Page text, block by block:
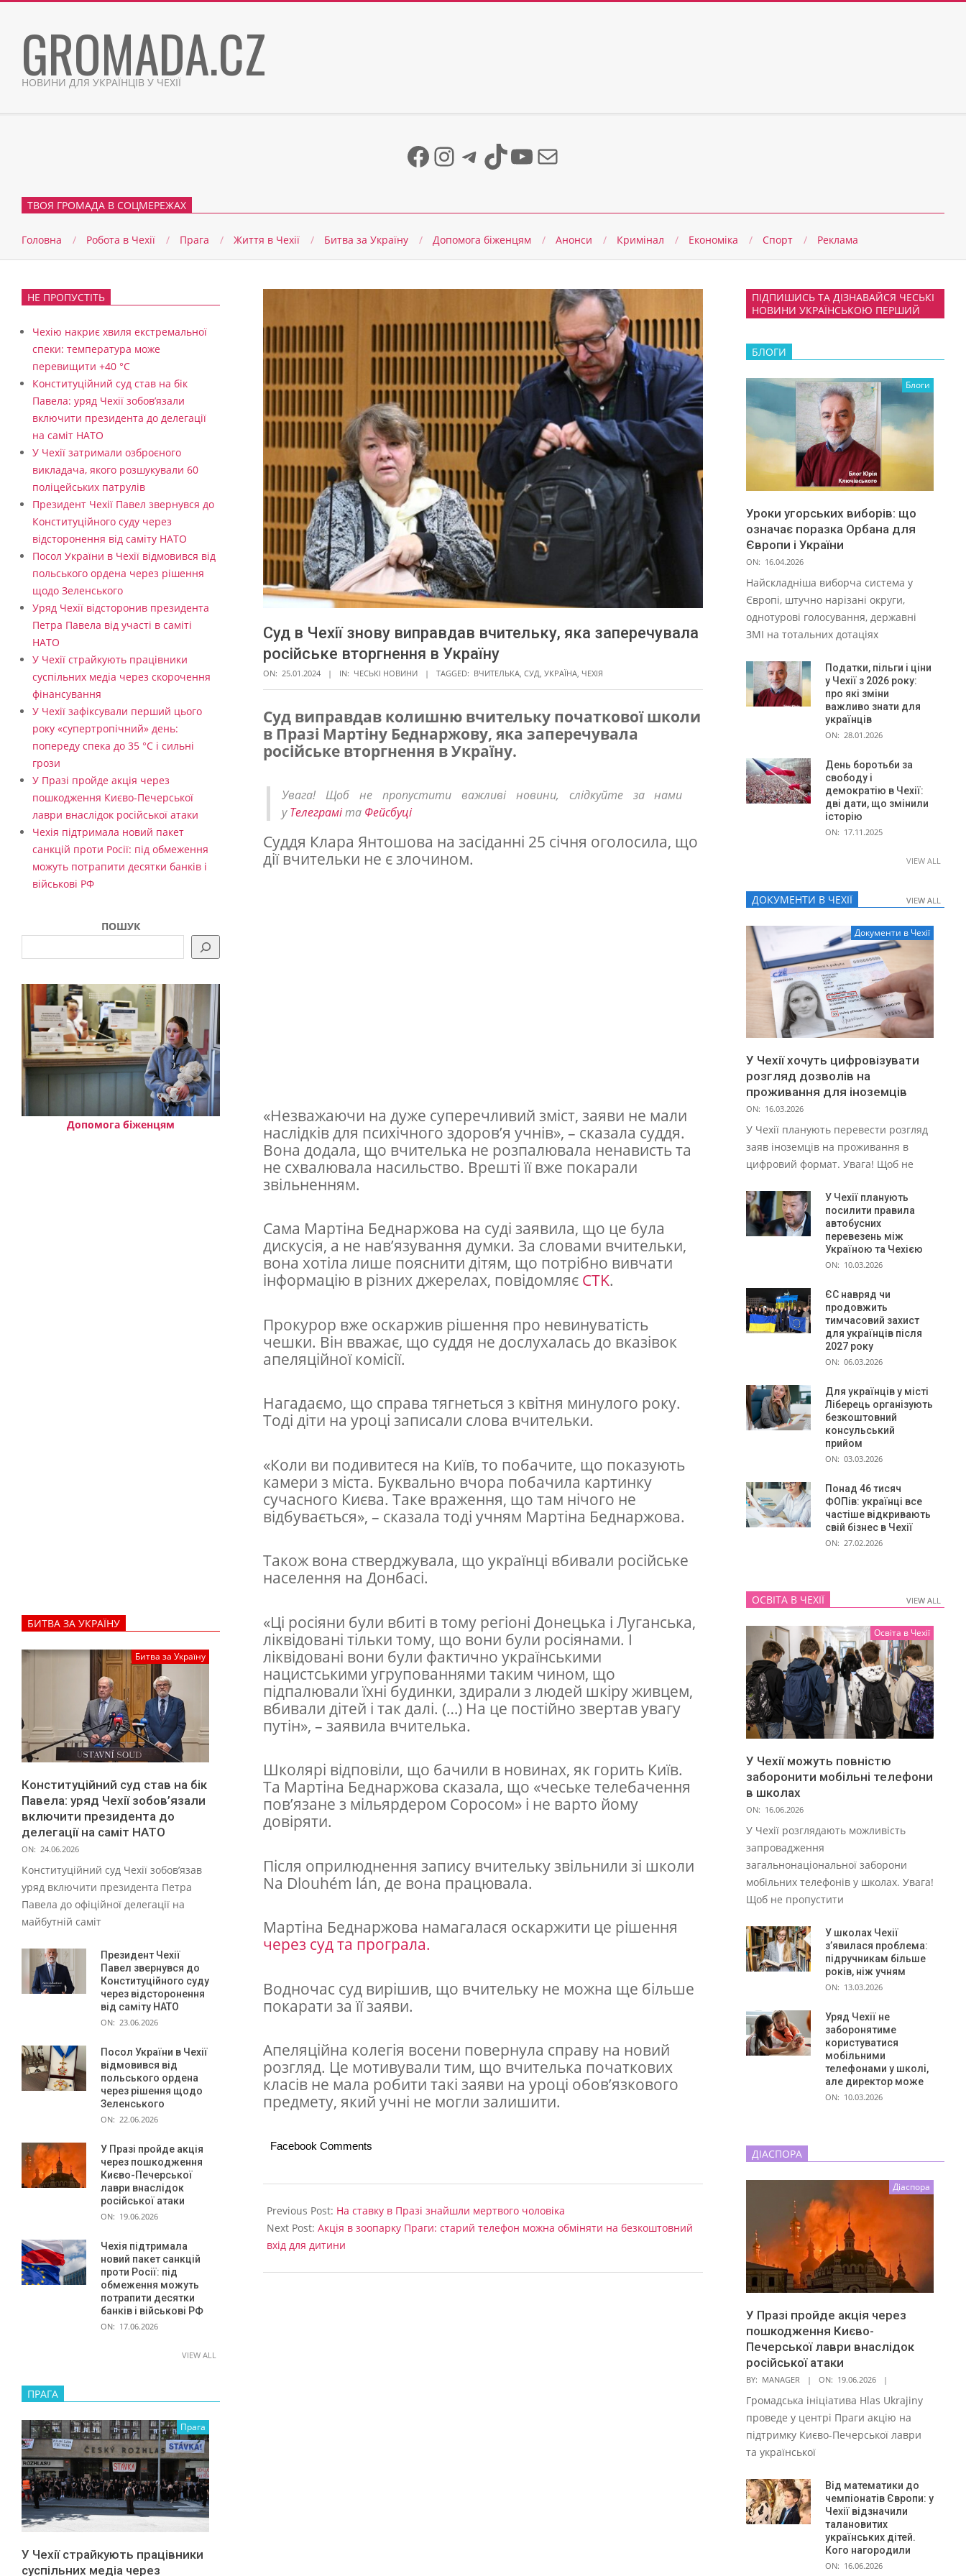
contentGROMADA.CZ
НОВИНИ ДЛЯ УКРАЇНЦІВ У ЧЕХІЇ
Facebook
Instagram
Telegram
TikTok
YouTube
Mail
ТВОЯ ГРОМАДА В СОЦМЕРЕЖАХ
Головна Робота в Чехії Прага Життя в Чеxії Битва за Україну Допомога біженцям Анонси Кримінал Економіка Спорт Реклама
Суд в Чехії знову виправдав вчительку, яка заперечувала
російське вторгнення в Україну
ON: 25.01.2024 IN: ЧЕСЬКІ НОВИНИ TAGGED: ВЧИТЕЛЬКА СУД УКРАЇНА ЧЕХІЯ
С
у
д
е
х
р
а
в
д
а
в
в
ч
т
е
ь
к
,
я
к
з
а
е
р
е
ч
у
а
л
а
о
с
й
с
к
в
т
о
е
н
н
я
в
Суд виправдав колишню вчительку початкової школи
в Празі Мартіну Беднаржову, яка заперечувала
російське вторгнення в Україну.
Увага! Щоб не пропустити важливі новини, слідкуйте за нами
уТелеграміта Фейсбуці
Суддя Клара Янтошова на засіданні 25 січня оголосила, що
дії вчительки не є злочином.
«Незважаючи на дуже суперечливий зміст, заяви не мали
наслідків для психічного здоров’я учнів», – сказала суддя.
Вона додала, що вчителька не розпалювала ненависть та
не схвалювала насильство. Врешті її вже покарали
звільненням.
Сама Мартіна Беднаржова на суді заявила, що це була
дискусія, а не нав’язування думки. За словами вчительки,
вона хотіла лише пояснити дітям, що потрібно вивчати
інформацію в різних джерелах, повідомляє CTK.
Прокурор вже оскаржив рішення про невинуватість
чешки. Він вважає, що суддя не дослухалась до вказівок
апеляційної комісії.
Нагадаємо, що справа тягнеться з квітня минулого року.
Тоді діти на уроці записали слова вчительки.
«Коли ви подивитеся на Київ, то побачите, що показують
камери з міста. Буквально вчора побачила картинку
сучасного Києва. Таке враження, що там нічого не
відбувається», – сказала тоді учням Мартіна Беднаржова.
Також вона стверджувала, що українці вбивали російське
населення на Донбасі.
«Ці росіяни були вбиті в тому регіоні Донецька і Луганська,
ліквідовані тільки тому, що вони були росіянами. І
ліквідовані вони були фактично українськими
нацистськими угрупованнями таким чином, що
підпалювали їхні будинки, здирали з людей шкіру живцем,
вбивали дітей і так далі. (…) На це постійно звертав увагу
путін», – заявила вчителька.
Школярі відповіли, що бачили в новинах, як горить Київ.
Та Мартіна Беднаржова сказала, що «чеське телебачення
пов’язане з мільярдером Соросом» і не варто йому
довіряти.
Після оприлюднення запису вчительку звільнили зі школи
Na Dlouhém lán, де вона працювала.
Мартіна Беднаржова намагалася оскаржити це рішення
через суд та програла.
Водночас суд вирішив, що вчительку не можна ще більше
покарати за її заяви.
Апеляційна колегія восени повернула справу на новий
розгляд. Це мотивували тим, що вчителька початкових
класів не мала робити такі заяви на уроці обов’язкового
предмету, який учні не могли залишити.
Facebook Comments
01-
25
Previous Post: На ставку в Празі знайшли мертвого чоловіка
Next Post: Акція в зоопарку Праги: старий телефон можна обміняти на безкоштовний
вхід для дитини
НЕ ПРОПУСТІТЬ
Чехію накриє хвиля екстремальної
спеки: температура може
перевищити +40 °C
Конституційний суд став на бік
Павела: уряд Чехії зобов’язали
включити президента до делегації
на саміт НАТО
У Чехії затримали озброєного
викладача, якого розшукували 60
поліцейських патрулів
Президент Чехії Павел звернувся до
Конституційного суду через
відсторонення від саміту НАТО
Посол України в Чехії відмовився від
польського ордена через рішення
щодо Зеленського
Уряд Чехії відсторонив президента
Петра Павела від участі в саміті
НАТО
У Чехії страйкують працівники
суспільних медіа через скорочення
фінансування
У Чехії зафіксували перший цього
року «супертропічний» день:
попереду спека до 35 °C і сильні
грози
У Празі пройде акція через
пошкодження Києво-Печерської
лаври внаслідок російської атаки
Чехія підтримала новий пакет
санкцій проти Росії: під обмеження
можуть потрапити десятки банків і
військові РФ
ПОШУК
Допомога біженцям
БИТВА ЗА УКРАЇНУ
Битва за Україну
Конституційний суд став на бік
Павела: уряд Чехії зобов’язали
включити президента до
делегації на саміт НАТО
ON: 24.06.2026
Конституційний суд Чехії зобов’язав
уряд включити президента Петра
Павела до офіційної делегації на
майбутній саміт
Президент Чехії
Павел звернувся до
Конституційного суду
через відсторонення
від саміту НАТО
ON: 23.06.2026
Посол України в Чехії
відмовився від
польського ордена
через рішення щодо
Зеленського
ON: 22.06.2026
У Празі пройде акція
через пошкодження
Києво-Печерської
лаври внаслідок
російської атаки
ON: 19.06.2026
Чехія підтримала
новий пакет санкцій
проти Росії: під
обмеження можуть
потрапити десятки
банків і військові РФ
ON: 17.06.2026
VIEW ALL
ПРАГА
Прага
У Чехії страйкують працівники
суспільних медіа через
ПІДПИШИСЬ ТА ДІЗНАВАЙСЯ ЧЕСЬКІ
НОВИНИ УКРАЇНСЬКОЮ ПЕРШИЙ
БЛОГИ
Блоги
Уроки угорських виборів: що
означає поразка Орбана для
Європи і України
ON: 16.04.2026
Найскладніша виборча система у
Європі, штучно нарізані округи,
однотурові голосування, державні
ЗМІ на тотальних дотаціях
Податки, пільги і ціни
у Чехії з 2026 року:
про які зміни
важливо знати для
українців
ON: 28.01.2026
День боротьби за
свободу і
демократію в Чехії:
дві дати, що змінили
історію
ON: 17.11.2025
VIEW ALL
ДОКУМЕНТИ В ЧЕХІЇ VIEW ALL
Документи в Чехії
У Чехії хочуть цифровізувати
розгляд дозволів на
проживання для іноземців
ON: 16.03.2026
У Чехії планують перевести розгляд
заяв іноземців на проживання в
цифровий формат. Увага! Щоб не
У Чехії планують
посилити правила
автобусних
перевезень між
Україною та Чехією
ON: 10.03.2026
ЄС навряд чи
продовжить
тимчасовий захист
для українців після
2027 року
ON: 06.03.2026
Для українців у місті
Ліберець організують
безкоштовний
консульський
прийом
ON: 03.03.2026
Понад 46 тисяч
ФОПів: українці все
частіше відкривають
свій бізнес в Чехії
ON: 27.02.2026
VIEW ALL
ОСВІТА В ЧЕХІЇ VIEW ALL
Освіта в Чехії
У Чехії можуть повністю
заборонити мобільні телефони
в школах
ON: 16.06.2026
У Чехії розглядають можливість
запровадження
загальнонаціональної заборони
мобільних телефонів у школах. Увага!
Щоб не пропустити
У школах Чехії
з’явилася проблема:
підручникам більше
років, ніж учням
ON: 13.03.2026
Уряд Чехії не
заборонятиме
користуватися
мобільними
телефонами у школі,
але директор може
ON: 10.03.2026
VIEW ALL
ДІАСПОРА
Діаспора
У Празі пройде акція через
пошкодження Києво-
Печерської лаври внаслідок
російської атаки
BY: MANAGER ON: 19.06.2026
Громадська ініціатива Hlas Ukrajiny
проведе у центрі Праги акцію на
підтримку Києво-Печерської лаври
та української
Від математики до
чемпіонатів Європи: у
Чехії відзначили
талановитих
українських дітей.
Кого нагородили
ON: 16.06.2026